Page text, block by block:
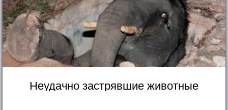
Неудачно застрявшие животные